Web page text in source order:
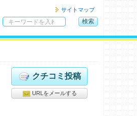
サイトマップ
検索
クチコミ投稿
URLをメールする